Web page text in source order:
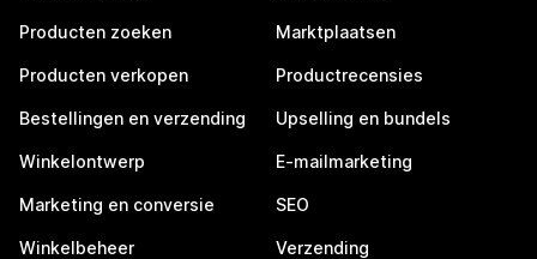
Producten zoeken
Producten verkopen
Bestellingen en verzending
Winkelontwerp
Marketing en conversie
Winkelbeheer
Marktplaatsen
Productrecensies
Upselling en bundels
E-mailmarketing
SEO
Verzending